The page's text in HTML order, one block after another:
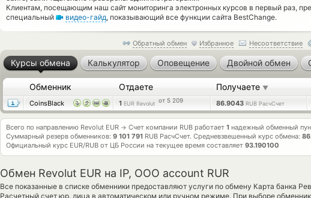
Клиентам, посещающим наш сайт мониторинга электронных курсов в первый раз,
специальный
видео-гайд, показывающий все функции сайта BestChange.
Обратный обмен Избранное Несоответствие
Курсы обмена Калькулятор Оповещение Двойной обмен
Обменник Отдаете Получаете ▼
CoinsBlack 1 EUR Revolut от 5 209 86.9043 RUB РасчСчет
Всего по направлению Revolut EUR → Счет компании RUB работает 1 надежный обменный
Суммарный резерв обменников: 9 101 791 RUB РасчСчет. Средневзвешенный курс обмена:
Официальный курс EUR/RUB от ЦБ России на текущее время составляет 93.190100
Обмен Revolut EUR на IP, OOO account RUR
Все показанные в списке обменники предоставляют услуги по обмену Карта банка
Расчетный счет юр. лица в автоматическом или ручном режиме. При выборе